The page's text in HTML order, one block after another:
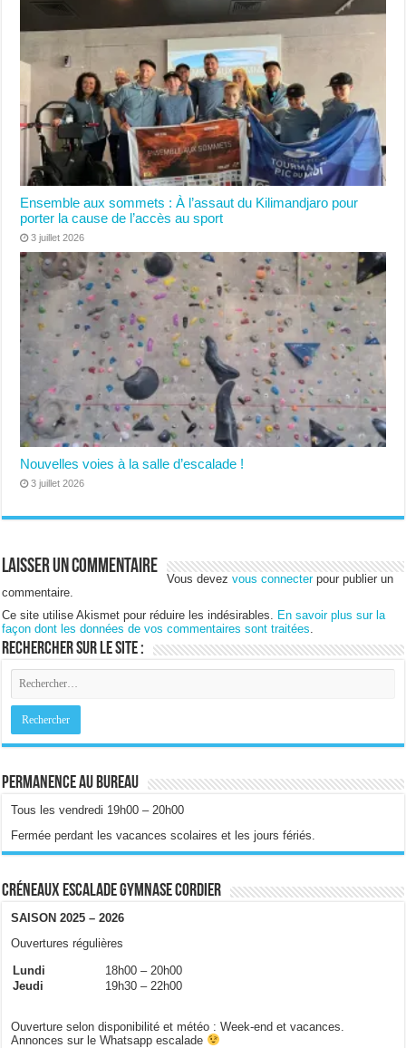
Ensemble aux sommets : À l’assaut du Kilimandjaro pour
porter la cause de l’accès au sport
3 juillet 2026
Nouvelles voies à la salle d’escalade !
3 juillet 2026
Laisser un commentaire
Vous devezvous connecterpour publier un
commentaire.
Ce site utilise Akismet pour réduire les indésirables.
En savoir plus sur la
façon dont les données de vos commentaires sont traitées
Rechercher sur le site :
Permanence au bureau
Tous les vendredi 19h00 – 20h00
Fermée perdant les vacances scolaires et les jours fériés.
Créneaux escalade gymnase Cordier
SAISON 2025 – 2026
Ouvertures régulières
Lundi
18h00 – 20h00
Jeudi
19h30 – 22h00
Ouverture selon disponibilité et météo : Week-end et vacances.
Annonces sur le Whatsapp escalade